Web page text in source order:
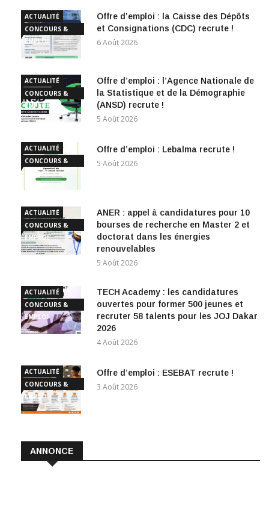
ACTUALITÉ
CONCOURS &
EMPLOI
Offre d’emploi : la Caisse des Dépôts
et Consignations (CDC) recrute !
6 Août 2026
ACTUALITÉ
CONCOURS &
EMPLOI
Offre d’emploi : l’Agence Nationale de
la Statistique et de la Démographie
(ANSD) recrute !
5 Août 2026
ACTUALITÉ
CONCOURS &
EMPLOI
Offre d’emploi : Lebalma recrute !
5 Août 2026
ACTUALITÉ
CONCOURS &
EMPLOI
ANER : appel à candidatures pour 10
bourses de recherche en Master 2 et
doctorat dans les énergies
renouvelables
5 Août 2026
ACTUALITÉ
CONCOURS &
EMPLOI
TECH Academy : les candidatures
ouvertes pour former 500 jeunes et
recruter 58 talents pour les JOJ Dakar
2026
4 Août 2026
ACTUALITÉ
CONCOURS &
EMPLOI
Offre d’emploi : ESEBAT recrute !
3 Août 2026
ANNONCE